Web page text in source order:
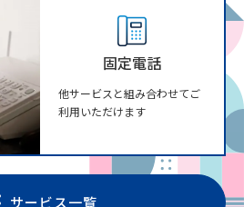
固定電話
他サービスと組み合わせてご
利用いただけます
サービス一覧